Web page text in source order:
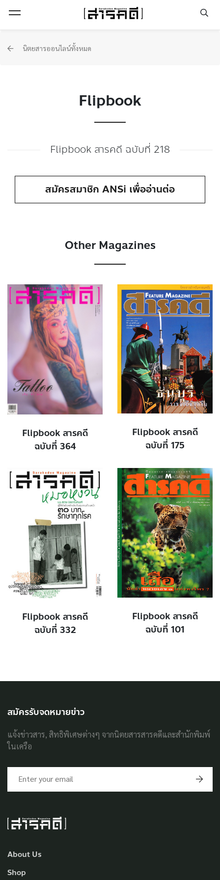
นิตยสารออนไลน์ทั้งหมด
Flipbook
Flipbook สารคดี ฉบับที่ 218
สมัครสมาชิก ANSi เพื่ออ่านต่อ
Other Magazines
Flipbook สารคดี
ฉบับที่ 364
Flipbook สารคดี
ฉบับที่ 175
Flipbook สารคดี
ฉบับที่ 332
Flipbook สารคดี
ฉบับที่ 101
About Us
Shop
สมัครรับจดหมายข่าว
แจ้งข่าวสาร, สิทธิพิเศษต่างๆ จากนิตยสารสารคดีและสำนักพิมพ์
ในเครือ